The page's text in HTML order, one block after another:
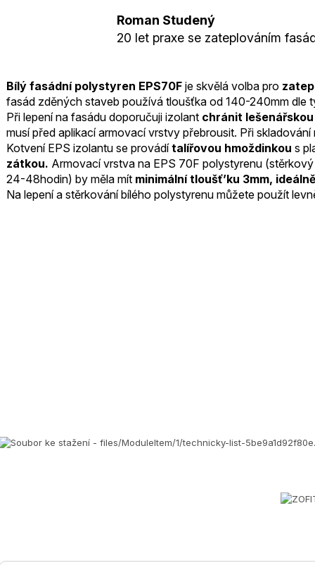
Roman Studený
20 let praxe se zateplováním
Bílý fasádní polystyren EPS70F je skvělá volba pro
fasád zděných staveb používá tloušťka od 140-240mm
Při lepení na fasádu doporučuji izolant chránit
musí před aplikací armovací vrstvy přebrousit. Při
Kotvení EPS izolantu se provádítalířovou hmoždinkou s
zátkou. Armovací vrstva na EPS 70F polystyrenu
24-48hodin) by měla mít minimální tloušť’ku 3mm,
Na lepení a stěrkování bílého polystyrenu můžete použít